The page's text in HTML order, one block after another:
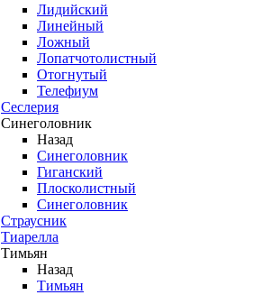
Лидийский
Линейный
Ложный
Лопатчотолистный
Отогнутый
Телефиум
Сеслерия
Синеголовник
Назад
Синеголовник
Гиганский
Плосколистный
Синеголовник
Страусник
Тиарелла
Тимьян
Назад
Тимьян